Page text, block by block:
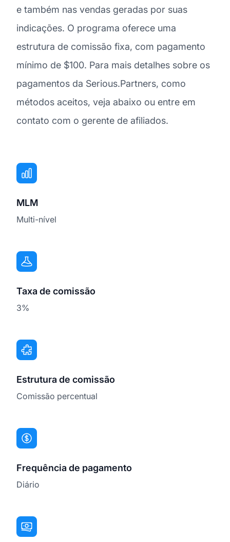
e também nas vendas geradas por suas
indicações. O programa oferece uma
estrutura de comissão fixa, com pagamento
mínimo de $100. Para mais detalhes sobre os
pagamentos da Serious.Partners, como
métodos aceitos, veja abaixo ou entre em
contato com o gerente de afiliados.
MLM
Multi-nível
Taxa de comissão
3%
Estrutura de comissão
Comissão percentual
Frequência de pagamento
Diário